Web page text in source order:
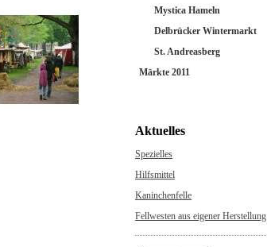
Mystica Hameln
Delbrücker Wintermarkt
St. Andreasberg
Märkte 2011
Aktuelles
Spezielles
Hilfsmittel
Kaninchenfelle
Fellwesten aus eigener Herstellung